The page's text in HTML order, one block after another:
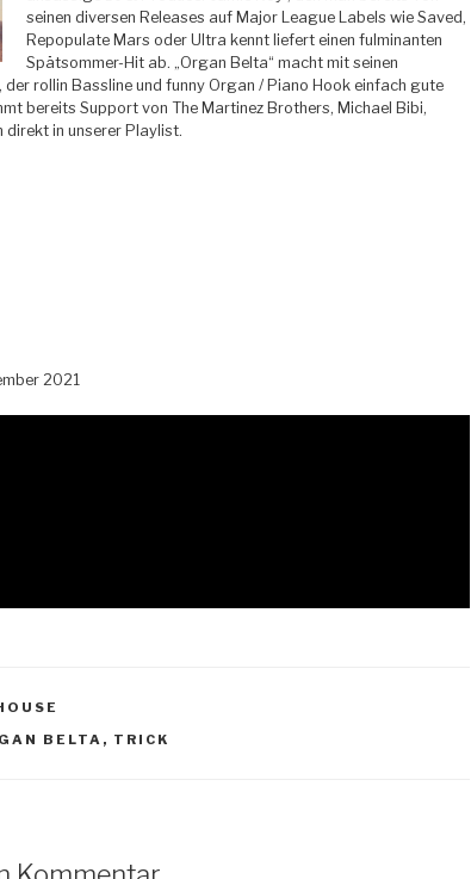
seinen diversen Releases auf Major League Labels wie Saved,
Repopulate Mars oder Ultra kennt liefert einen fulminanten
Spätsommer-Hit ab. „Organ Belta“ macht mit seinen
der rollin Bassline und funny Organ / Piano Hook einfach gute
bereits Support von The Martinez Brothers, Michael Bibi,
direkt in unserer Playlist.
2021
BELTA , TRICK